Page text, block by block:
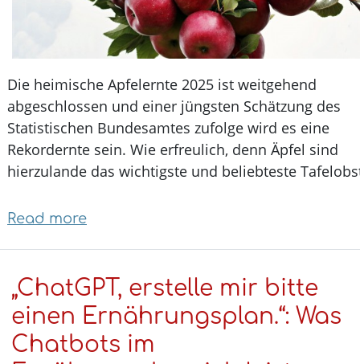
Die heimische Apfelernte 2025 ist weitgehend
abgeschlossen und einer jüngsten Schätzung des
Statistischen Bundesamtes zufolge wird es eine
Rekordernte sein. Wie erfreulich, denn Äpfel sind
hierzulande das wichtigste und beliebteste
Read more
Allergie
neue
allergenarme
„ChatGPT, erstelle mir bitte
einen Ernährungsplan.“: Was
Chatbots im